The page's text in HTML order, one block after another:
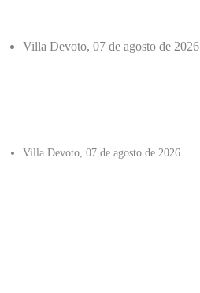
Villa Devoto, 07 de agosto de 2026
Villa Devoto, 07 de agosto de 2026